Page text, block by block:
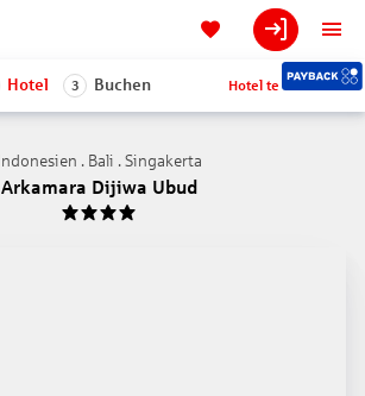
Hotel 3 Buchen Hotel teilen
Indonesien . Bali . Singakerta
Arkamara Dijiwa Ubud
4